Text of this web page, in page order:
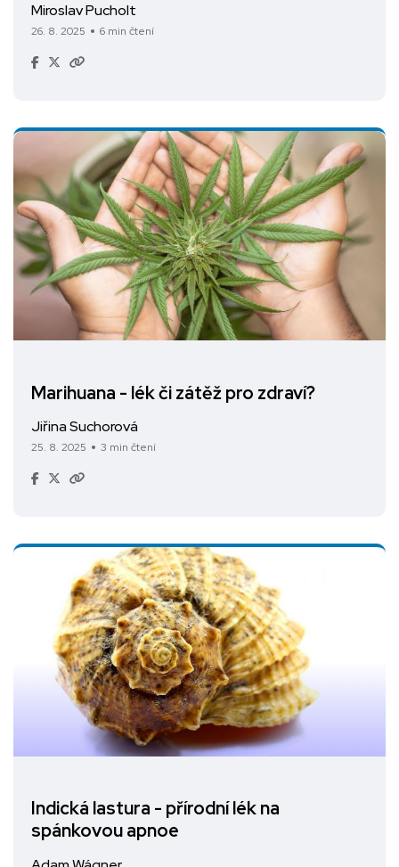
Miroslav Pucholt
26. 8. 2025 6 min čtení
Marihuana - lék či zátěž pro zdraví?
Jiřina Suchorová
25. 8. 2025 3 min čtení
Indická lastura - přírodní lék na
spánkovou apnoe